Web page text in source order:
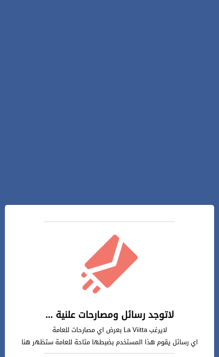
لاتوجد رسائل ومصارحات علنية ...
لايرغب La Viitta بعرض اي مصارحات للعامة
اي رسائل يقوم هذا المستخدم بضبطها متاحة للعامة ستظهر هنا